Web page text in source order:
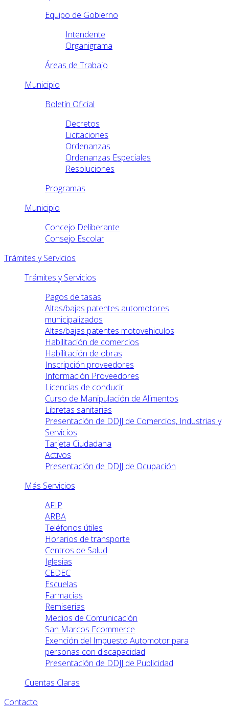
Equipo de Gobierno
Intendente
Organigrama
Áreas de Trabajo
Municipio
Boletín Oficial
Decretos
Licitaciones
Ordenanzas
Ordenanzas Especiales
Resoluciones
Programas
Municipio
Concejo Deliberante
Consejo Escolar
Trámites y Servicios
Trámites y Servicios
Pagos de tasas
Altas/bajas patentes automotores
municipalizados
Altas/bajas patentes motovehiculos
Habilitación de comercios
Habilitación de obras
Inscripción proveedores
Información Proveedores
Licencias de conducir
Curso de Manipulación de Alimentos
Libretas sanitarias
Presentación de DDJJ de Comercios, Industrias y
Servicios
Tarjeta Ciudadana
Activos
Presentación de DDJJ de Ocupación
Más Servicios
AFIP
ARBA
Teléfonos útiles
Horarios de transporte
Centros de Salud
Iglesias
CEDEC
Escuelas
Farmacias
Remiserias
Medios de Comunicación
San Marcos Ecommerce
Exención del Impuesto Automotor para
personas con discapacidad
Presentación de DDJJ de Publicidad
Cuentas Claras
Contacto